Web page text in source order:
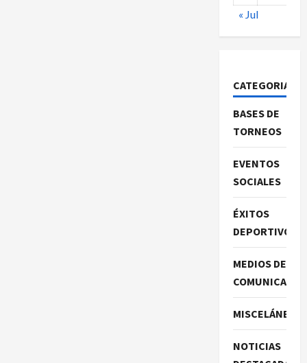
« Jul
CATEGORIAS
BASES DE
TORNEOS
EVENTOS
SOCIALES
ÉXITOS
DEPORTIVOS
MEDIOS DE
MISCELÁNEA
NOTICIAS